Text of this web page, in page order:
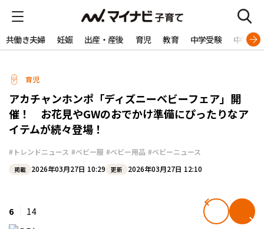
共働き夫婦 妊娠 出産・産後 育児 教育 中学受験 中学生
育児
アカチャンホンポ「ディズニーベビーフェア」開
催！ お花見やGWのおでかけ準備にぴったりなア
イテムが続々登場！
#トレンドニュース #ベビー服 #ベビー用品 #ベビーニュース
掲載 2026年03月27日 10:29 更新 2026年03月27日 12:10
6 14